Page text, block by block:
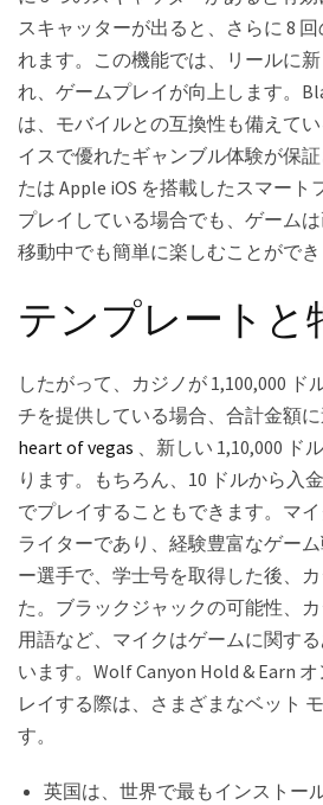
スキャッターが出ると、さらに 8
れます。この機能では、リールに
れ、ゲームプレイが向上します。
は、モバイルとの互換性も備えて
イスで優れたギャンブル体験が保
たは Apple iOS を搭載したスマー
プレイしている場合でも、ゲームは
移動中でも簡単に楽しむことができ
テンプレートと
したがって、カジノが 1,100,000 ド
チを提供している場合、合計金額
heart of vegas 、新しい 1,10,000 ド
ります。もちろん、10 ドルから入
でプレイすることもできます。マ
ライターであり、経験豊富なゲー
ー選手で、学士号を取得した後、
た。ブラックジャックの可能性、
用語など、マイクはゲームに関す
います。Wolf Canyon Hold & Earn
レイする際は、さまざまなベット
す。
英国は、世界で最もインストー